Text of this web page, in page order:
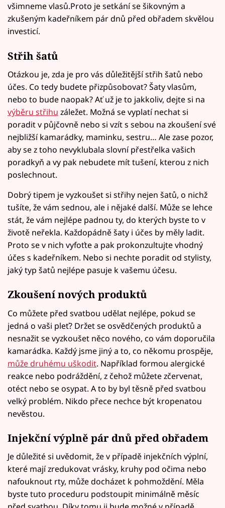
všimneme vlasů.Proto je setkání se šikovným a
zkušeným kadeřníkem pár dnů před obřadem skvělou
investicí.
Střih šatů
Otázkou je, zda je pro vás důležitější střih šatů nebo
účes. Co tedy budete přizpůsobovat? Šaty vlasům,
nebo to bude naopak? Ať už je to jakkoliv, dejte si na
výběru střihu záležet. Možná se vyplatí nechat si
poradit v půjčovně nebo si vzít s sebou na zkoušení své
nejbližší kamarádky, maminku, sestru… Ale zase pozor,
aby se z toho nevyklubala slovní přestřelka vašich
poradkyň a vy pak nebudete mít tušení, kterou z nich
poslechnout.
Dobrý tipem je vyzkoušet si střihy nejen šatů, o nichž
tušíte, že vám sednou, ale i nějaké další. Může se lehce
stát, že vám nejlépe padnou ty, do kterých byste to v
životě neřekla. Každopádně šaty i účes by měly ladit.
Proto se v nich vyfoťte a pak prokonzultujte vhodný
účes s kadeřníkem. Nebo si nechte poradit od stylisty,
jaký typ šatů nejlépe pasuje k vašemu účesu.
Zkoušení nových produktů
Co můžete před svatbou udělat nejlépe, pokud se
jedná o vaši pleť? Držet se osvědčených produktů a
nesnažit se vyzkoušet něco nového, co vám doporučila
kamarádka. Každý jsme jiný a to, co někomu prospěje,
může druhému uškodit. Například formou alergické
reakce nebo podráždění, z čehož můžete zčervenat,
otéct nebo se osypat. A to by byl těsně před svatbou
velký problém. Nikdo přece nechce být kropenatou
nevěstou.
Injekční výplně pár dnů před obřadem
Je důležité si uvědomit, že v případě injekčních výplní,
které mají zredukovat vrásky, kruhy pod očima nebo
nafouknout rty, může docházet k pohmoždění. Měla
byste tuto proceduru podstoupit minimálně měsíc